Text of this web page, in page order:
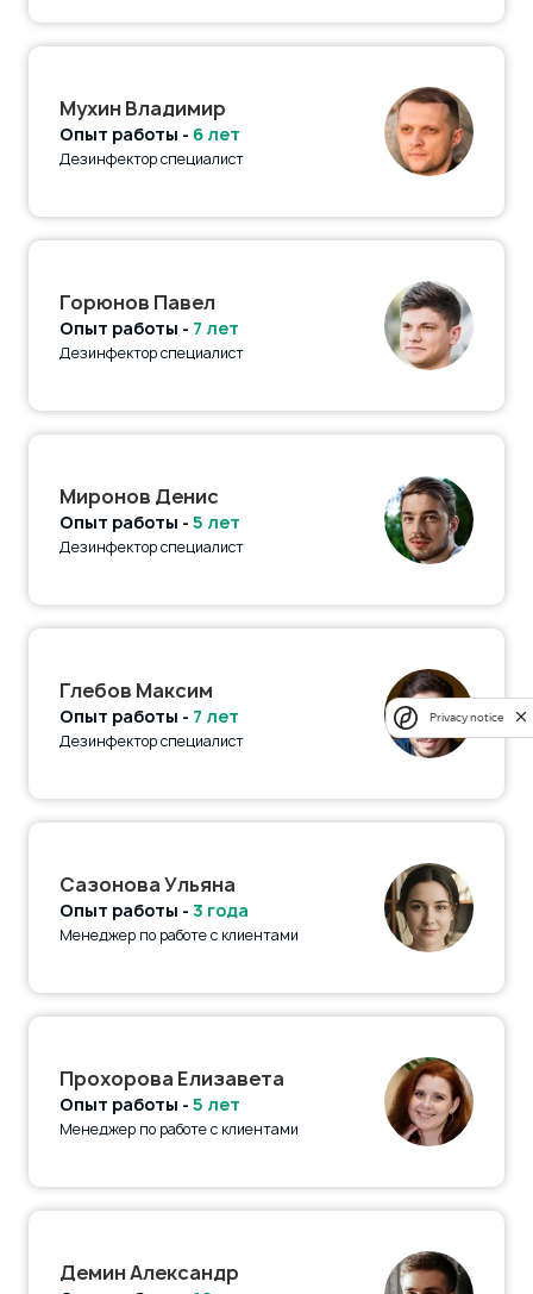
Мухин Владимир
Опыт работы - 6 лет
Дезинфектор специалист
Горюнов Павел
Опыт работы - 7 лет
Дезинфектор специалист
Миронов Денис
Опыт работы - 5 лет
Дезинфектор специалист
Глебов Максим
Опыт работы - 7 лет
Дезинфектор специалист
Сазонова Ульяна
Опыт работы - 3 года
Менеджер по работе с клиентами
Прохорова Елизавета
Опыт работы - 5 лет
Менеджер по работе с клиентами
Демин Александр
Privacy notice